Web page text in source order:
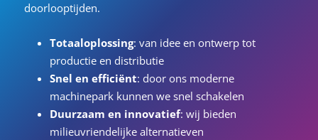
doorlooptijden.
Totaaloplossing: van idee en ontwerp tot
productie en distributie
Snel en efficiënt: door ons moderne
machinepark kunnen we snel schakelen
Duurzaam en innovatief: wij bieden
milieuvriendelijke alternatieven